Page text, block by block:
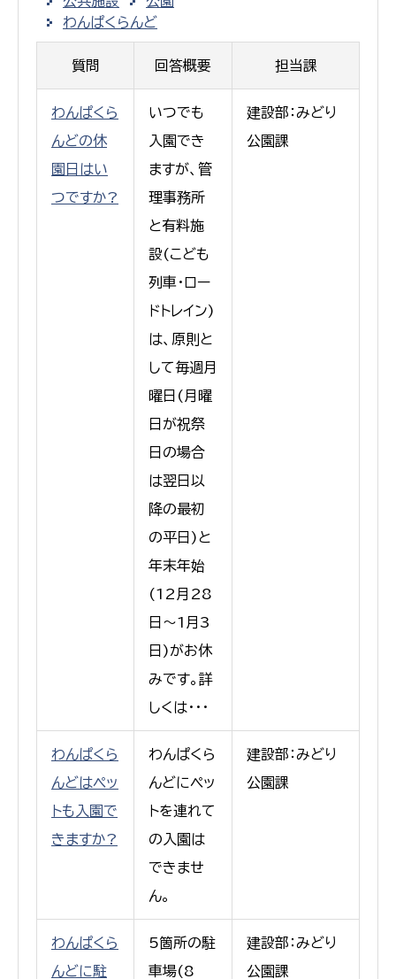
わんぱくらんど
質問 回答概要 担当課
わんぱくら
んどの休
園日はい
つですか?
いつでも
入園でき
ますが、管
理事務所
と有料施
設(こども
列車・ロー
ドトレイン)
は、原則と
して毎週月
曜日(月曜
日が祝祭
日の場合
は翌日以
降の最初
の平日)と
年末年始
(12月28
日〜1月3
日)がお休
みです。詳
しくは・・・
建設部：みどり
公園課
わんぱくら
んどはペッ
トも入園で
きますか?
わんぱくら
んどにペッ
トを連れて
の入園は
できませ
ん。
建設部：みどり
公園課
わんぱくら
んどに駐
5箇所の駐
車場(8
建設部：みどり
公園課